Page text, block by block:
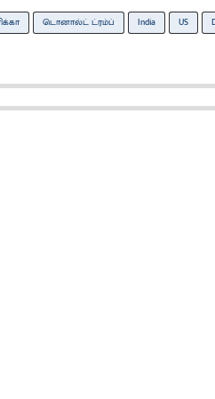
டொனால்ட் ட்ரம்ப் India US